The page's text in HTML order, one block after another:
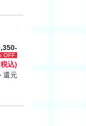
OFF
込)
還元